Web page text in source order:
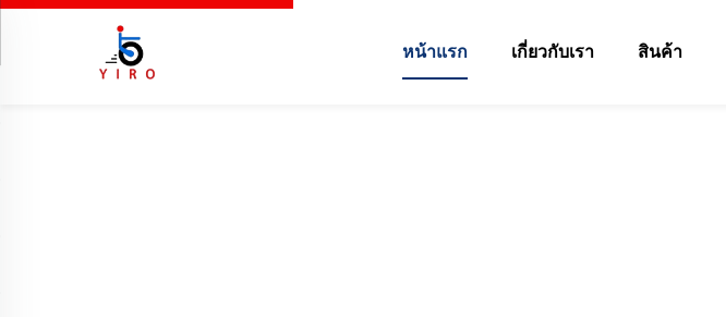
หน้าแรก เกี่ยวกับเรา สินค้า